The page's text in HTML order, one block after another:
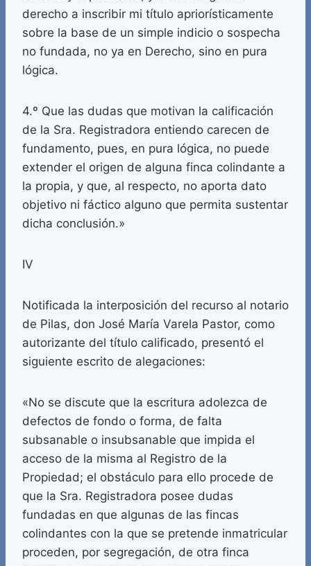
derecho a inscribir mi título apriorísticamente
sobre la base de un simple indicio o sospecha
no fundada, no ya en Derecho, sino en pura
lógica.
4.º Que las dudas que motivan la calificación
de la Sra. Registradora entiendo carecen de
fundamento, pues, en pura lógica, no puede
extender el origen de alguna finca colindante a
la propia, y que, al respecto, no aporta dato
objetivo ni fáctico alguno que permita sustentar
dicha conclusión.»
IV
Notificada la interposición del recurso al notario
de Pilas, don José María Varela Pastor, como
autorizante del título calificado, presentó el
siguiente escrito de alegaciones:
«No se discute que la escritura adolezca de
defectos de fondo o forma, de falta
subsanable o insubsanable que impida el
acceso de la misma al Registro de la
Propiedad; el obstáculo para ello procede de
que la Sra. Registradora posee dudas
fundadas en que algunas de las fincas
colindantes con la que se pretende inmatricular
proceden, por segregación, de otra finca